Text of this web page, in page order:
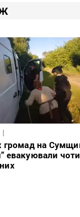
громад на
евакуювали